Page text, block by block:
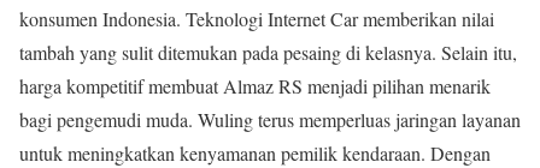
konsumen Indonesia. Teknologi Internet Car memberikan nilai
tambah yang sulit ditemukan pada pesaing di kelasnya. Selain itu,
harga kompetitif membuat Almaz RS menjadi pilihan menarik
bagi pengemudi muda. Wuling terus memperluas jaringan layanan
untuk meningkatkan kenyamanan pemilik kendaraan. Dengan